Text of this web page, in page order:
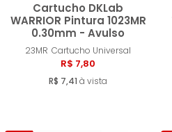
Cartucho DKLab
WARRIOR Pintura 1023MR
0.30mm - Avulso
23MR Cartucho Universal
R$ 7,80
R$ 7,41 à vista
Comprar